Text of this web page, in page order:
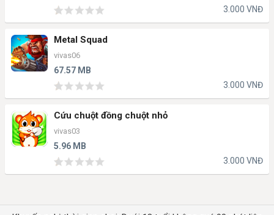
3.000 VNĐ
Metal Squad
vivas06
67.57 MB
3.000 VNĐ
Cứu chuột đồng chuột nhỏ
vivas03
5.96 MB
3.000 VNĐ